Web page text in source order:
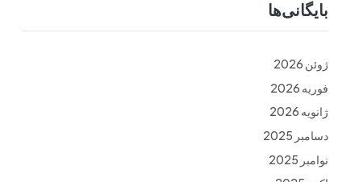
بایگانی‌ها
ژوئن 2026
فوریه 2026
ژانویه 2026
دسامبر 2025
نوامبر 2025